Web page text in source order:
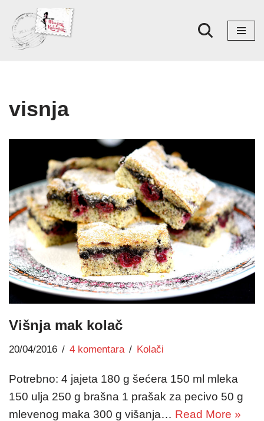
Skoči
na
visnja
Višnja mak kolač
20/04/2016 4 komentara Kolači
Potrebno: 4 jajeta 180 g šećera 150 ml mleka
150 ulja 250 g brašna 1 prašak za pecivo 50 g
mlevenog maka 300 g višanja… Read More »